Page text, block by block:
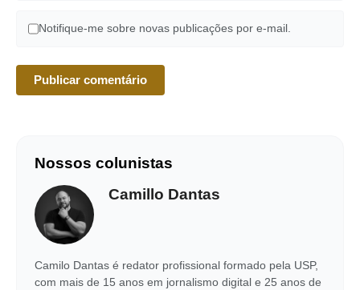
Notifique-me sobre novas publicações por e-mail.
Nossos colunistas
Camillo Dantas
Camilo Dantas é redator profissional formado pela USP,
com mais de 15 anos em jornalismo digital e 25 anos de